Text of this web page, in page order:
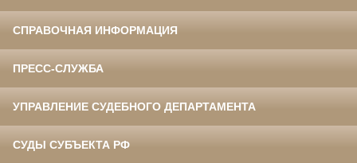
СПРАВОЧНАЯ ИНФОРМАЦИЯ
ПРЕСС-СЛУЖБА
УПРАВЛЕНИЕ СУДЕБНОГО ДЕПАРТАМЕНТА
СУДЫ СУБЪЕКТА РФ